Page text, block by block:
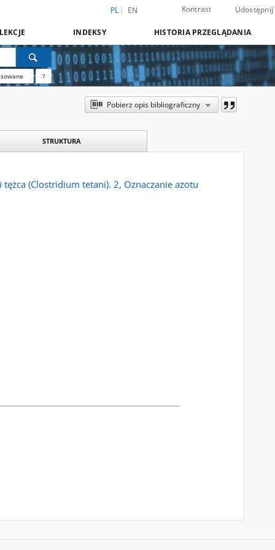
PL EN Kontrast Udostępnij
INDEKSY HISTORIA PRZEGLĄDANIA
?
Pobierz opis bibliograficzny
STRUKTURA
(Clostridium tetani). 2, Oznaczanie azotu